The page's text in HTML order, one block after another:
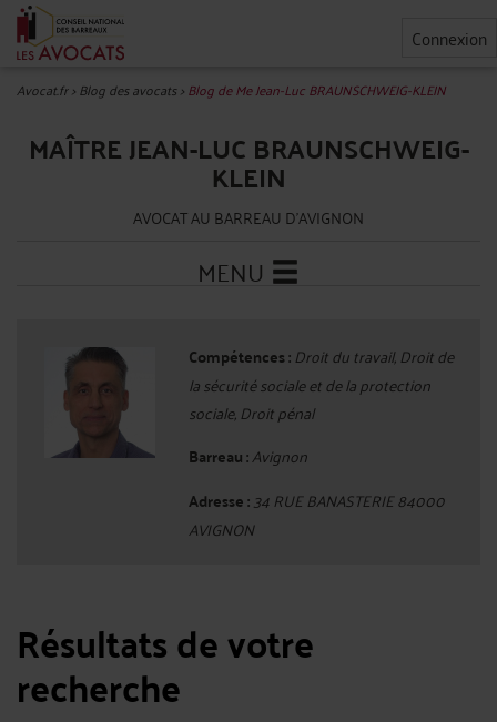
Connexion
Avocat.fr>Blog des avocats>Blog de Me Jean-Luc BRAUNSCHWEIG-KLEIN
MAÎTRE JEAN-LUC BRAUNSCHWEIG-
KLEIN
AVOCAT AU BARREAU D'AVIGNON
MENU
Compétences : Droit du travail, Droit de
la sécurité sociale et de la protection
sociale, Droit pénal
Barreau :Avignon
Adresse :34 RUE BANASTERIE 84000
AVIGNON
Résultats de votre
recherche